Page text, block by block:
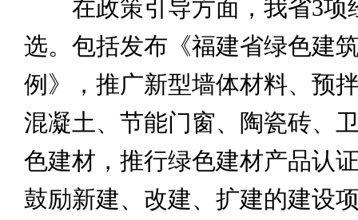
在政策引导方面，我省3项
选。包括发布《福建省绿色建
例》，推广新型墙体材料、预
混凝土、节能门窗、陶瓷砖、
色建材，推行绿色建材产品认
鼓励新建、改建、扩建的建设